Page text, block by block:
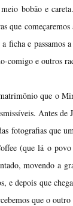
bobão e
que
e passamos
comigo e outros
que o
Antes
fotografias que
(que lá o
movendo a
e depois que
que o